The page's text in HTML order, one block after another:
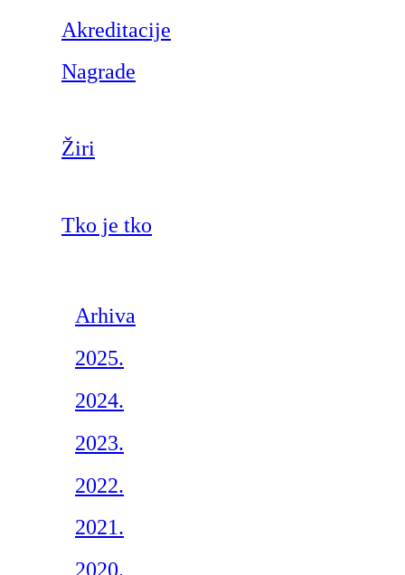
Akreditacije
Nagrade
Žiri
Tko je tko
Arhiva
2025.
2024.
2023.
2022.
2021.
2020.